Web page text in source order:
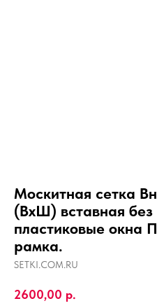
Москитная сетка
(ВхШ) вставная без
пластиковые окна
рамка.
SETKI.COM.RU
2600,00 р.